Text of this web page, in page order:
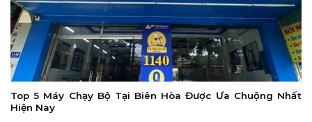
Top 5 Máy Chạy Bộ Tại Biên Hòa Được Ưa Chuộng Nhất
Hiện Nay